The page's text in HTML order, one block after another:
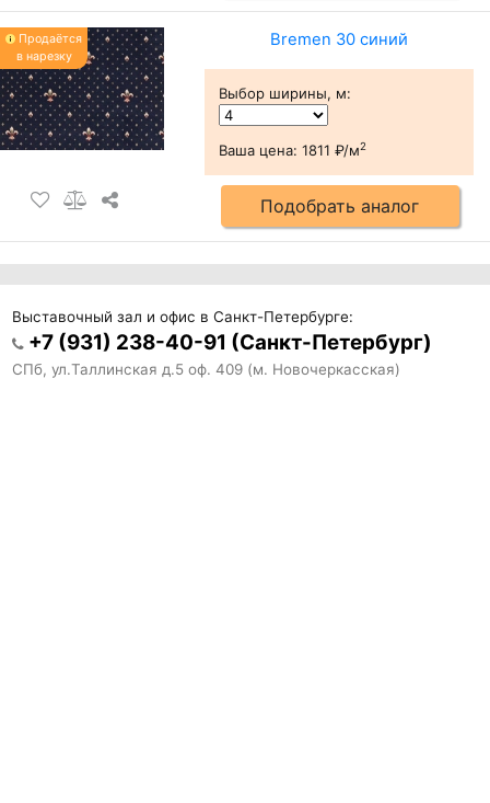
Продаётся
в нарезку
Bremen 30 синий
Выбор ширины, м:
Ваша цена: 1811 ₽/м2
Подобрать аналог
Выставочный зал и офис в Санкт-Петербурге:
+7 (931) 238-40-91 (Санкт-Петербург)
СПб, ул.Таллинская д.5 оф. 409 (м. Новочеркасская)